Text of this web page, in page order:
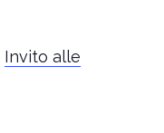
Invito alle